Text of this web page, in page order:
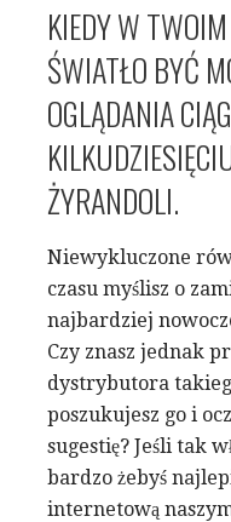
KIEDY W
ŚWIATŁO BYĆ
OGLĄDANIA
ŻYRANDOLI.
Niewykluczone
czasu myślisz o
najbardziej
Czy znasz jednak
dystrybutora
poszukujesz go i
sugestię? Jeśli tak
bardzo żebyś
internetową